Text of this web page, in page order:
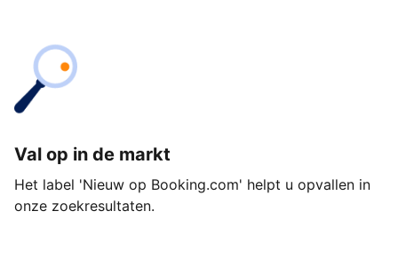
Val op in de markt
Het label 'Nieuw op Booking.com' helpt u opvallen in
onze zoekresultaten.